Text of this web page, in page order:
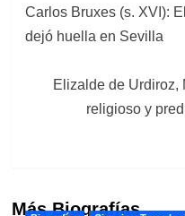
de
entradas
Carlos Bruxes (s. XVI):
dejó huella en Sevilla
Elizalde de Urdiroz,
religioso y
Más Biografías